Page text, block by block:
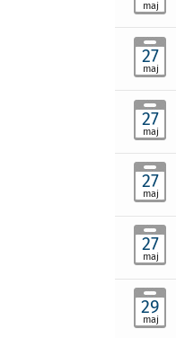
maj
27
maj
27
maj
27
maj
27
maj
29
maj